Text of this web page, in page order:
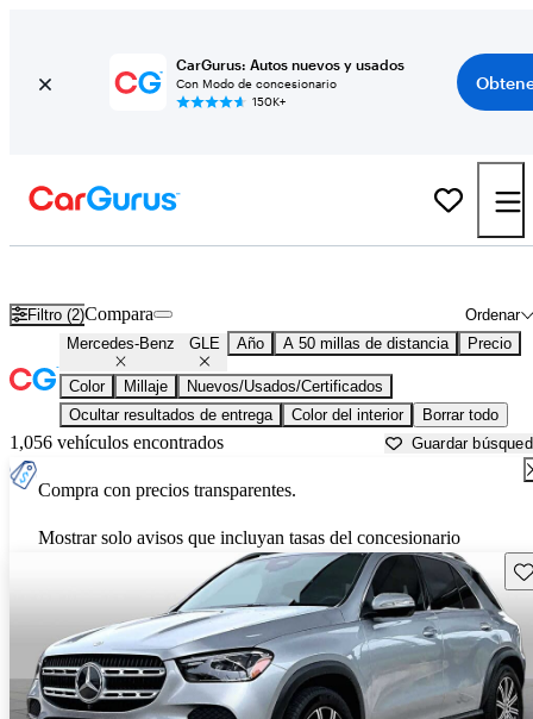
CarGurus: Autos nuevos y usados
Con Modo de concesionario
150K+
Filtro (2) Ordenar
Compara
Mercedes-Benz GLE Año A 50 millas de distancia Precio
Color Millaje
Nuevos/Usados/Certificados
Ocultar resultados de entrega
Color del interior Borrar todo
1,056 vehículos encontrados Guardar
Compra con precios transparentes.
Mostrar solo avisos que incluyan tasas del concesionario